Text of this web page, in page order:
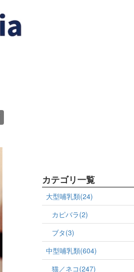
カテゴリ一覧
大型哺乳類(24)
カピバラ(2)
ブタ(3)
中型哺乳類(604)
猫／ネコ(247)